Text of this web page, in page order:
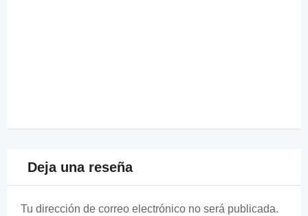
Deja una reseña
Tu dirección de correo electrónico no será publicada.